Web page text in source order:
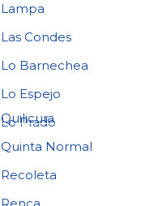
Lampa
Las Condes
Lo Barnechea
Lo Espejo
Lo Prado
Quilicura
Quinta Normal
Recoleta